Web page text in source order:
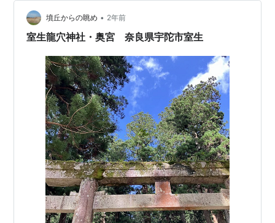
墳丘からの眺め • 2年前
室生龍穴神社・奥宮 奈良県宇陀市室生